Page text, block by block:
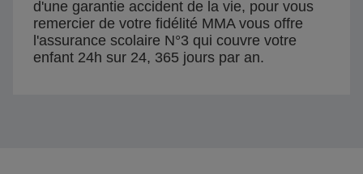
d'une garantie accident de la vie, pour vous
remercier de votre fidélité MMA vous offre
l'assurance scolaire N°3 qui couvre votre
enfant 24h sur 24, 365 jours par an.